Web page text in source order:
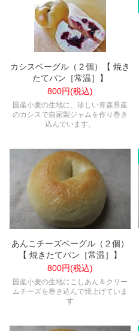
カシスベーグル（２個）【 焼き
たてパン［常温］】
800円(税込)
国産小麦の生地に、珍しい青森県産
のカシスで自家製ジャムを作り巻き
込んでいます。
あんこチーズベーグル（２個）
【 焼きたてパン［常温］】
800円(税込)
国産小麦の生地にこしあん＆クリー
ムチーズを巻き込んで焼上げていま
す